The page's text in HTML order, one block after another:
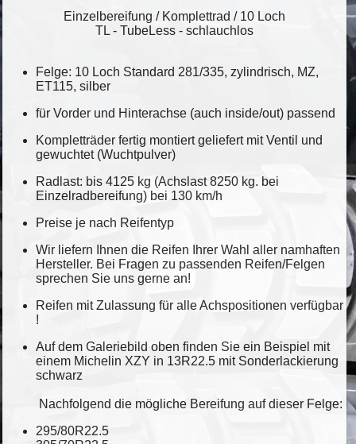
Einzelbereifung / Komplettrad / 10 Loch
TL - TubeLess - schlauchlos
Felge: 10 Loch Standard 281/335, zylindrisch, MZ,
ET115, silber
für Vorder und Hinterachse (auch inside/out) passend
Kompletträder fertig montiert geliefert mit Ventil und
gewuchtet (Wuchtpulver)
Radlast: bis 4125 kg (Achslast 8250 kg. bei
Einzelradbereifung) bei 130 km/h
Preise je nach Reifentyp
Wir liefern Ihnen die Reifen Ihrer Wahl aller namhaften
Hersteller. Bei Fragen zu passenden Reifen/Felgen
sprechen Sie uns gerne an!
Reifen mit Zulassung für alle Achspositionen verfügbar
!
Auf dem Galeriebild oben finden Sie ein Beispiel mit
einem Michelin XZY in 13R22.5 mit Sonderlackierung
schwarz
Nachfolgend die mögliche Bereifung auf dieser Felge:
295/80R22.5